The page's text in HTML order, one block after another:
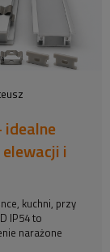
idealne
i
kuchni, przy
IP54 to
narażone